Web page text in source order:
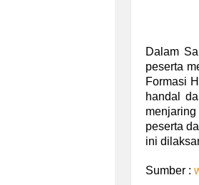
Dalam
peserta
Formasi
handal
peserta
ini
Sumber :